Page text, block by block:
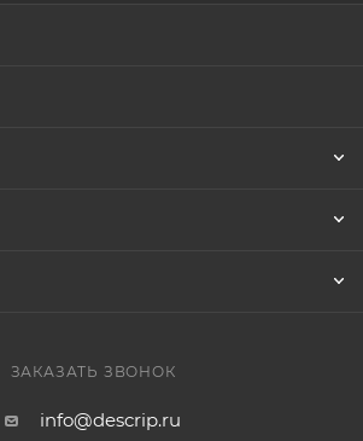
ЗАКАЗАТЬ ЗВОНОК
info@descrip.ru